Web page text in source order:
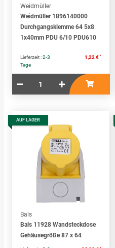
Weidmüller
Weidmüller 1896140000
Durchgangsklemme 64 5x8
1x40mm PDU 6/10 PDU610
Lieferzeit :2-3
Tage
1,22 € *
AUF LAGER
Bals
Bals 11928 Wandsteckdose
Gehäusegröße 87 x 64